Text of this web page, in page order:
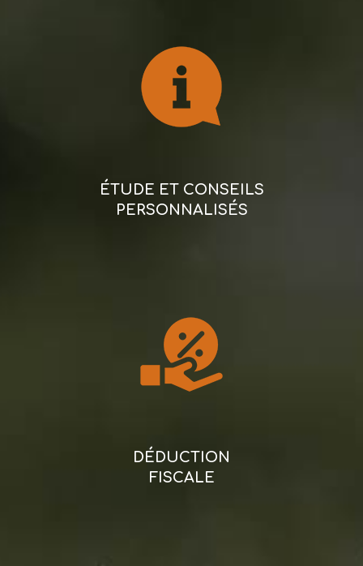
ÉTUDE ET CONSEILS
PERSONNALISÉS
DÉDUCTION
FISCALE